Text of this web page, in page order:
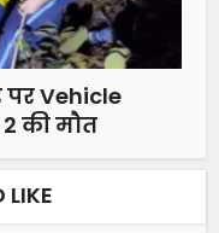
पर Vehicle
की मौत
LIKE